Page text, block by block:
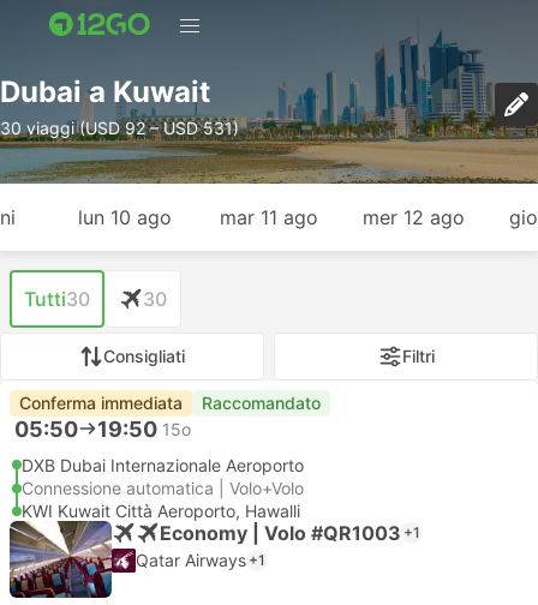
Dubai a Kuwait
30 viaggi (USD 92 – USD 531)
lun 10 ago mar 11 ago mer 12 ago
Tutti30 30
Consigliati Filtri
Conferma immediata Raccomandato
05:50 19:50 15o
DXB Dubai Internazionale Aeroporto
Connessione automatica | Volo+Volo
KWI Kuwait Città Aeroporto, Hawalli
Economy | Volo #QR1003 +1
Qatar Airways +1